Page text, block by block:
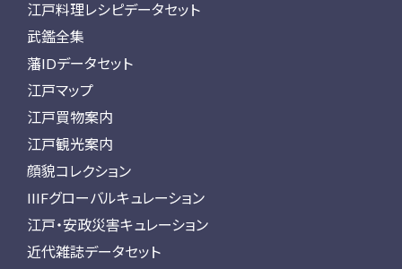
江戸料理レシピデータセット
武鑑全集
藩IDデータセット
江戸マップ
江戸買物案内
江戸観光案内
顔貌コレクション
IIIFグローバルキュレーション
江戸・安政災害キュレーション
近代雑誌データセット